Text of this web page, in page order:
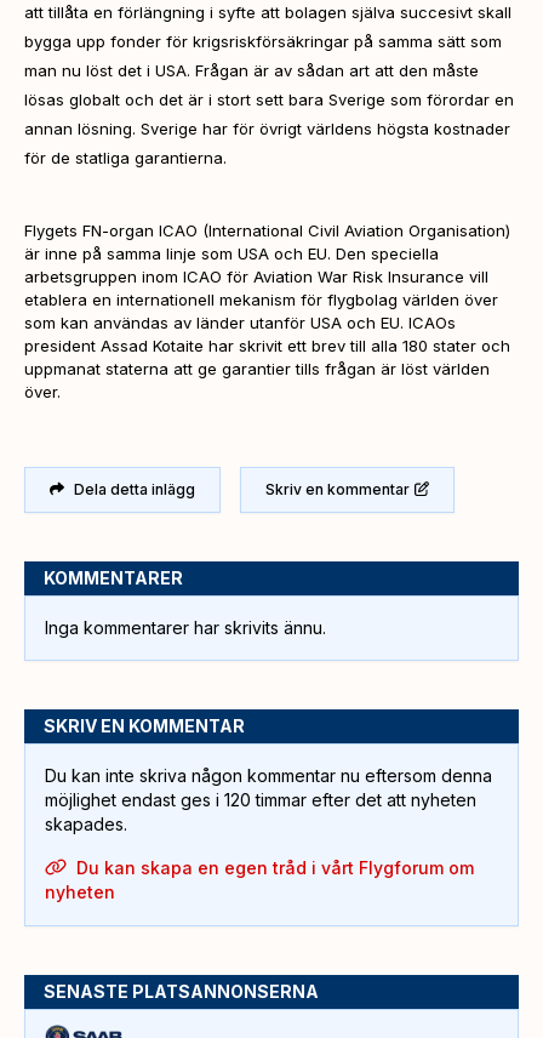
att tillåta en förlängning i syfte att bolagen själva succesivt skall
bygga upp fonder för krigsriskförsäkringar på samma sätt som
man nu löst det i USA. Frågan är av sådan art att den måste
lösas globalt och det är i stort sett bara Sverige som förordar en
annan lösning. Sverige har för övrigt världens högsta kostnader
för de statliga garantierna.
Flygets FN-organ ICAO (International Civil Aviation Organisation)
är inne på samma linje som USA och EU. Den speciella
arbetsgruppen inom ICAO för Aviation War Risk Insurance vill
etablera en internationell mekanism för flygbolag världen över
som kan användas av länder utanför USA och EU. ICAOs
president Assad Kotaite har skrivit ett brev till alla 180 stater och
uppmanat staterna att ge garantier tills frågan är löst världen
över.
Dela detta inlägg Skriv en kommentar
KOMMENTARER
Inga kommentarer har skrivits ännu.
SKRIV EN KOMMENTAR
Du kan inte skriva någon kommentar nu eftersom denna
möjlighet endast ges i 120 timmar efter det att nyheten
skapades.
Du kan skapa en egen tråd i vårt Flygforum om
nyheten
SENASTE PLATSANNONSERNA